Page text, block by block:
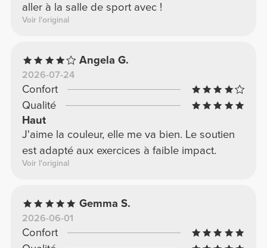
aller à la salle de sport avec !
Voir l'original
Angela G.
2026-07-24
Confort
Qualité
Haut
J'aime la couleur, elle me va bien. Le soutien
est adapté aux exercices à faible impact.
Voir l'original
Gemma S.
2026-06-01
Confort